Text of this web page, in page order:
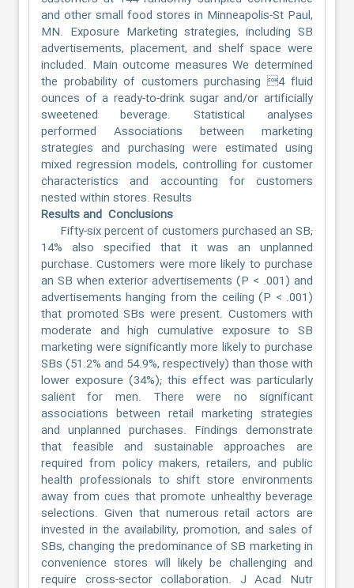
and other small food stores in Minneapolis-St Paul,
MN. Exposure Marketing strategies, including SB
advertisements, placement, and shelf space were
included. Main outcome measures We determined
the probability of customers purchasing 4 fluid
ounces of a ready-to-drink sugar and/or artificially
sweetened beverage. Statistical analyses
performed Associations between marketing
strategies and purchasing were estimated using
mixed regression models, controlling for customer
characteristics and accounting for customers
nested within stores. Results
Results and Conclusions
Fifty-six percent of customers purchased an SB;
14% also specified that it was an unplanned
purchase. Customers were more likely to purchase
an SB when exterior advertisements (P < .001) and
advertisements hanging from the ceiling (P < .001)
that promoted SBs were present. Customers with
moderate and high cumulative exposure to SB
marketing were significantly more likely to purchase
SBs (51.2% and 54.9%, respectively) than those with
lower exposure (34%); this effect was particularly
salient for men. There were no significant
associations between retail marketing strategies
and unplanned purchases. Findings demonstrate
that feasible and sustainable approaches are
required from policy makers, retailers, and public
health professionals to shift store environments
away from cues that promote unhealthy beverage
selections. Given that numerous retail actors are
invested in the availability, promotion, and sales of
SBs, changing the predominance of SB marketing in
convenience stores will likely be challenging and
require cross-sector collaboration. J Acad Nutr